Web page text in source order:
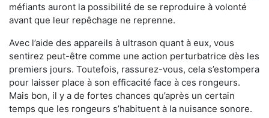
méfiants auront la possibilité de se reproduire à volonté
avant que leur repêchage ne reprenne.
Avec l’aide des appareils à ultrason quant à eux, vous
sentirez peut-être comme une action perturbatrice dès les
premiers jours. Toutefois, rassurez-vous, cela s’estompera
pour laisser place à son efficacité face à ces rongeurs.
Mais bon, il y a de fortes chances qu’après un certain
temps que les rongeurs s’habituent à la nuisance sonore.